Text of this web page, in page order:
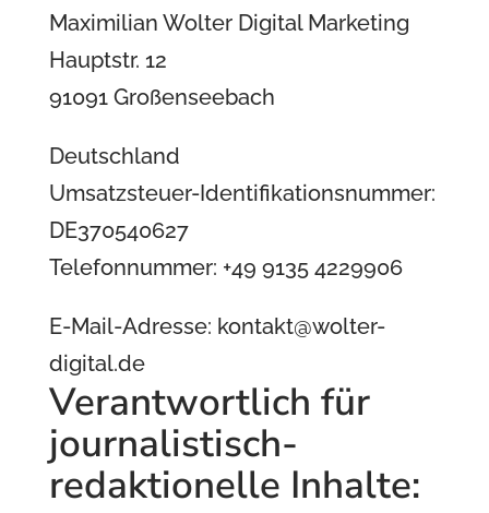
Maximilian Wolter Digital Marketing
Hauptstr. 12
91091 Großenseebach
Deutschland
Umsatzsteuer-Identifikationsnummer:
DE370540627
Telefonnummer: +49 9135 4229906
E-Mail-Adresse: kontakt@wolter-
digital.de
Verantwortlich für
journalistisch-
redaktionelle Inhalte: